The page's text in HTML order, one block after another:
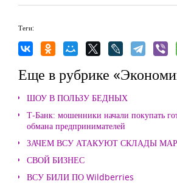
Теги:
Еще в рубрике
ШОУ В ПОЛЬЗУ БЕДНЫХ
Т-Банк: мошенники начали покупать
обмана предпринимателей
ЗАЧЕМ ВСУ АТАКУЮТ СКЛАДЫ
СВОЙ БИЗНЕС
ВСУ БИЛИ ПО Wildberries